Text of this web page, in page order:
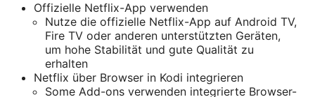
Offizielle Netflix-App verwenden
Nutze die offizielle Netflix-App auf Android TV,
Fire TV oder anderen unterstützten Geräten,
um hohe Stabilität und gute Qualität zu
erhalten
Netflix über Browser in Kodi integrieren
Some Add-ons verwenden integrierte Browser-